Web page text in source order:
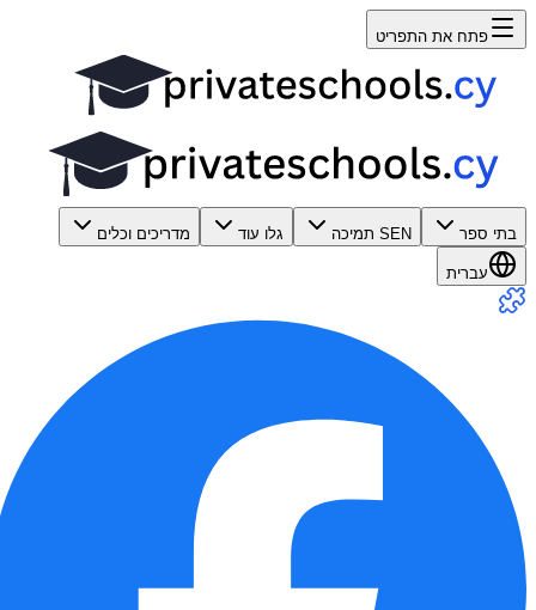
פתח את התפריט
בתי ספר SEN תמיכה גלו עוד מדריכים וכלים
עברית